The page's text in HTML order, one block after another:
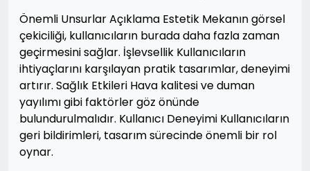
Önemli Unsurlar Açıklama Estetik Mekanın görsel
çekiciliği, kullanıcıların burada daha fazla zaman
geçirmesini sağlar. İşlevsellik Kullanıcıların
ihtiyaçlarını karşılayan pratik tasarımlar, deneyimi
artırır. Sağlık Etkileri Hava kalitesi ve duman
yayılımı gibi faktörler göz önünde
bulundurulmalıdır. Kullanıcı Deneyimi Kullanıcıların
geri bildirimleri, tasarım sürecinde önemli bir rol
oynar.